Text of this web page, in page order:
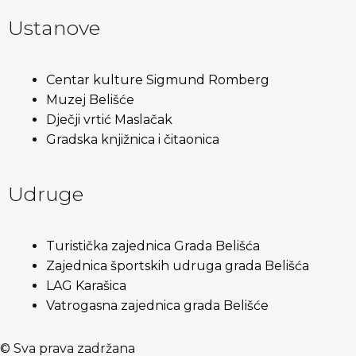
Ustanove
Centar kulture Sigmund Romberg
Muzej Belišće
Dječji vrtić Maslačak
Gradska knjižnica i čitaonica
Udruge
Turistička zajednica Grada Belišća
Zajednica športskih udruga grada Belišća
LAG Karašica
Vatrogasna zajednica grada Belišće
© Sva prava zadržana